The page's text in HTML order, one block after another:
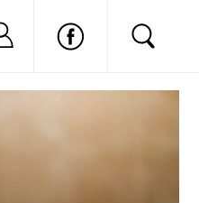
Nu ai cont?